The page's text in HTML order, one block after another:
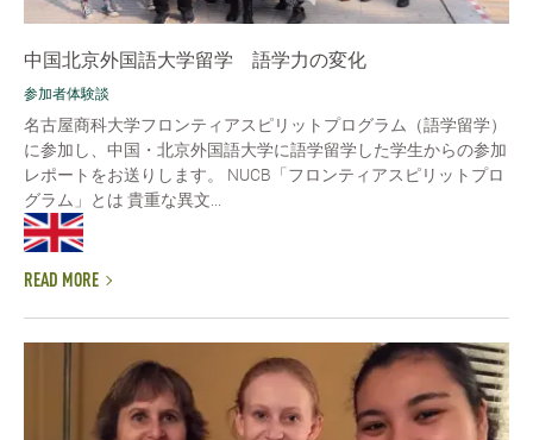
中国北京外国語大学留学 語学力の変化
参加者体験談
名古屋商科大学フロンティアスピリットプログラム（語学留学）
に参加し、中国・北京外国語大学に語学留学した学生からの参加
レポートをお送りします。 NUCB「フロンティアスピリットプロ
グラム」とは 貴重な異文...
READ MORE